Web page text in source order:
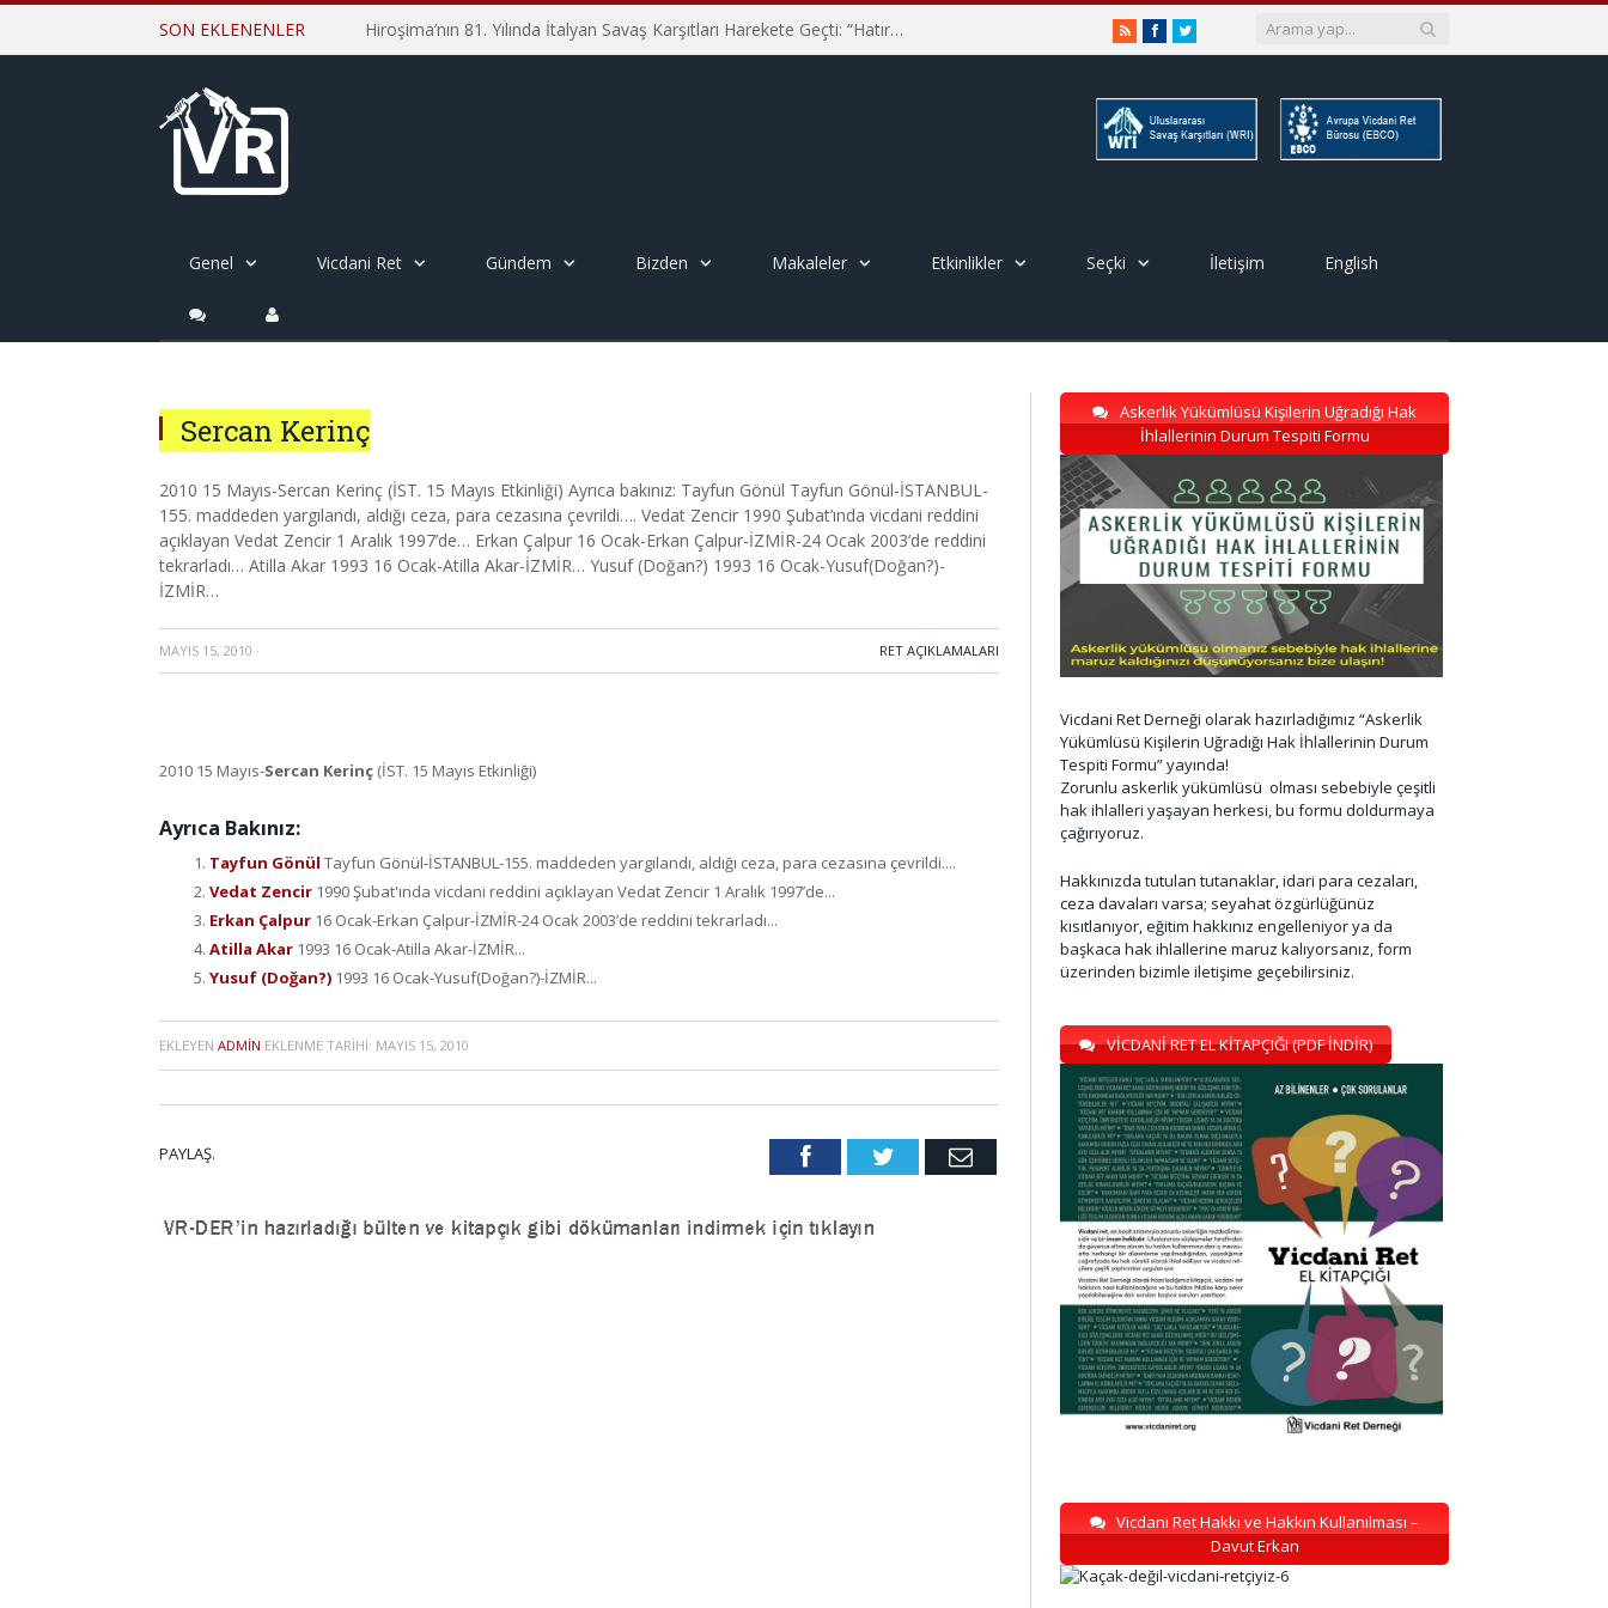
SON EKLENENLER Hiroşima’nın 81. Yılında İtalyan Savaş Karşıtları Harekete Geçti: “Hatırlamak yeterli değil” RSSFacebookTwitter
Genel Vicdani Ret Gündem Bizden Makaleler Etkinlikler Seçki İletişim English
Sercan Kerinç
2010 15 Mayıs-Sercan Kerinç (İST. 15 Mayıs Etkinliği) Ayrıca bakınız: Tayfun Gönül Tayfun Gönül-İSTANBUL-
155. maddeden yargılandı, aldığı ceza, para cezasına çevrildi…. Vedat Zencir 1990 Şubat’ında vicdani reddini
açıklayan Vedat Zencir 1 Aralık 1997’de… Erkan Çalpur 16 Ocak-Erkan Çalpur-İZMİR-24 Ocak 2003’de reddini
tekrarladı… Atilla Akar 1993 16 Ocak-Atilla Akar-İZMİR… Yusuf (Doğan?) 1993 16 Ocak-Yusuf(Doğan?)-
İZMİR…
MAYIS 15, 2010 · RET AÇIKLAMALARI
2010 15 Mayıs-Sercan Kerinç (İST. 15 Mayıs Etkinliği)
Ayrıca Bakınız:
Tayfun Gönül Tayfun Gönül-İSTANBUL-155. maddeden yargılandı, aldığı ceza, para cezasına çevrildi....
Vedat Zencir 1990 Şubat'ında vicdani reddini açıklayan Vedat Zencir 1 Aralık 1997’de...
Erkan Çalpur 16 Ocak-Erkan Çalpur-İZMİR-24 Ocak 2003’de reddini tekrarladı...
Atilla Akar 1993 16 Ocak-Atilla Akar-İZMİR...
Yusuf (Doğan?) 1993 16 Ocak-Yusuf(Doğan?)-İZMİR...
EKLEYEN ADMIN EKLENME TARIHI: MAYIS 15, 2010
PAYLAŞ. FacebookTwitter Email
Askerlik Yükümlüsü Kişilerin Uğradığı Hak
İhlallerinin Durum Tespiti Formu
Vicdani Ret Derneği olarak hazırladığımız “Askerlik
Yükümlüsü Kişilerin Uğradığı Hak İhlallerinin Durum
Tespiti Formu” yayında!
Zorunlu askerlik yükümlüsü olması sebebiyle çeşitli
hak ihlalleri yaşayan herkesi, bu formu doldurmaya
çağırıyoruz.
Hakkınızda tutulan tutanaklar, idari para cezaları,
ceza davaları varsa; seyahat özgürlüğünüz
kısıtlanıyor, eğitim hakkınız engelleniyor ya da
başkaca hak ihlallerine maruz kalıyorsanız, form
üzerinden bizimle iletişime geçebilirsiniz.
VİCDANİ RET EL KİTAPÇIĞI (PDF İNDİR)
Vicdani Ret Hakkı ve Hakkın Kullanılması –
Davut Erkan